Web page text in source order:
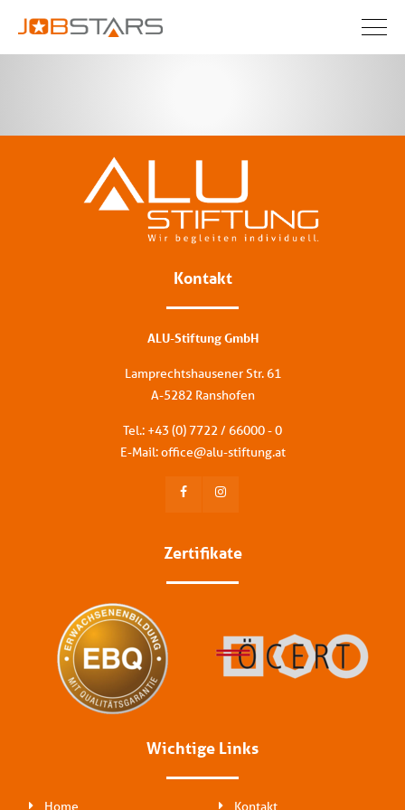
Kontakt
ALU-Stiftung GmbH
Lamprechtshausener Str. 61
A-5282 Ranshofen
Tel.: +43 (0) 7722 / 66000 - 0
E-Mail:office@alu-stiftung.at
Zertifikate
Wichtige Links
Home Kontakt